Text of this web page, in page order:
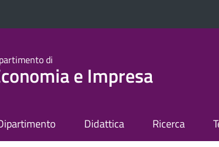
di
e Impresa
Didattica Ricerca